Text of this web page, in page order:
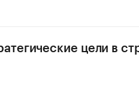
цели в